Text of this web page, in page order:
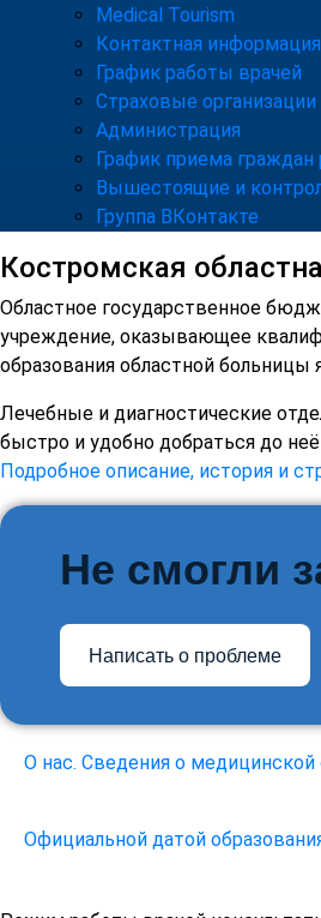
Medical Tourism
Контактная
График работы врачей
Страховые
Администрация
График приема
Вышестоящие и
Группа ВКонтакте
Костромская
Областное государственное
учреждение, оказывающее
образования областной больницы
Лечебные и диагностические
быстро и удобно добраться до
Подробное описание, история и
Не смогли
Написать о проблеме
О нас. Сведения о медицинской
Официальной датой